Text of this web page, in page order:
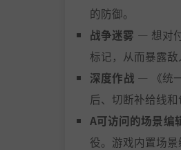
的防御。
战争迷雾 — 想对
标记，从而暴露敌
深度作战 — 《统
后、切断补给线
A可访问的场景编
役。游戏内置场